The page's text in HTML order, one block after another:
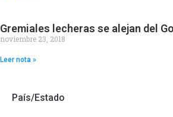
Gremiales lecheras se alejan del
noviembre 23, 2018
Leer nota »
País/Estado